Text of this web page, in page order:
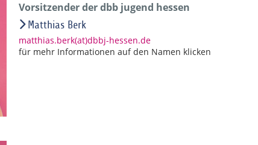
Vorsitzender der dbb jugend hessen
Matthias Berk
matthias.berk(at)dbbj-hessen.de
für mehr Informationen auf den Namen klicken